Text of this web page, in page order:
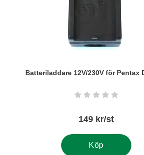
Batteriladdare 12V/230V för Pentax
Betyg: 0 stjärnor
149 kr/st
Köp